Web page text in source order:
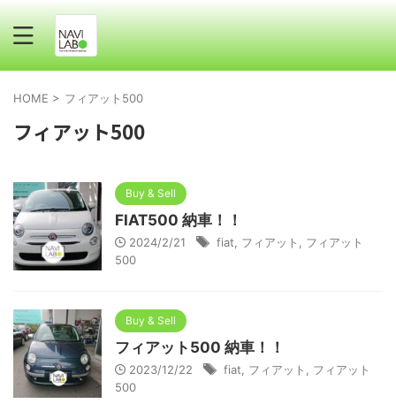
HOME > フィアット500
フィアット500
Buy & Sell
FIAT500 納車！！
2024/2/21 fiat フィアット
フィアット
500
Buy & Sell
フィアット500 納車！！
2023/12/22 fiat フィアット
フィアット
500